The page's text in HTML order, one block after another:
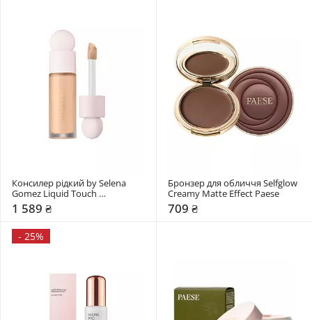
Консилер рідкий by Selena
Gomez Liquid Touch
Brightening Concealer Rare
Beauty
1 589 ₴
Бронзер для обличчя Selfglow
Creamy Matte Effect Paese
709 ₴
- 25%